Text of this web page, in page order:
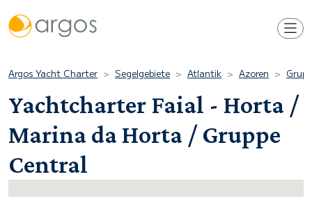
Argos Yacht Charter Segelgebiete Atlantik Azoren
Yachtcharter Faial - Horta /
Marina da Horta / Gruppe
Central